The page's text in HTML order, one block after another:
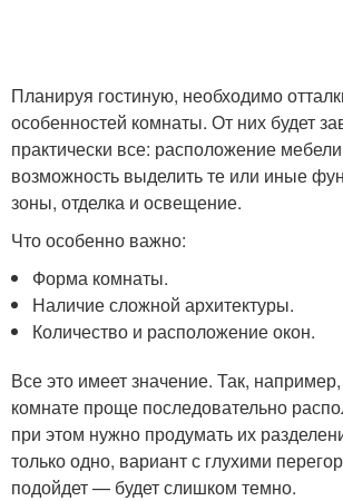
Планируя гостиную, необходимо
особенностей комнаты. От них будет
практически все: расположение
возможность выделить те или иные
зоны, отделка и освещение.
Что особенно важно:
Форма комнаты.
Наличие сложной архитектуры.
Количество и расположение окон.
Все это имеет значение. Так,
комнате проще последовательно
при этом нужно продумать их
только одно, вариант с глухими
подойдет — будет слишком темно.